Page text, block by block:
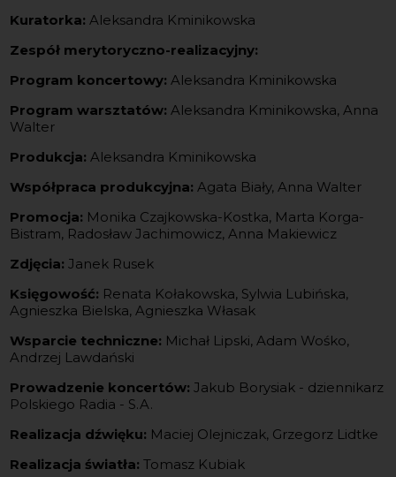
Kuratorka: Aleksandra Kminikowska
Zespół merytoryczno-realizacyjny:
Program koncertowy: Aleksandra Kminikowska
Program warsztatów:Aleksandra Kminikowska, Anna
Walter
Produkcja: Aleksandra Kminikowska
Współpraca produkcyjna: Agata Biały, Anna Walter
Promocja: Monika Czajkowska-Kostka, Marta Korga-
Bistram, Radosław Jachimowicz, Anna Makiewicz
Zdjęcia:Janek Rusek
Księgowość: Renata Kołakowska, Sylwia Lubińska,
Agnieszka Bielska, Agnieszka Własak
Wsparcie techniczne: Michał Lipski, Adam Wośko,
Andrzej Lawdański
Prowadzenie koncertów: Jakub Borysiak - dziennikarz
Polskiego Radia - S.A.
Realizacja dźwięku: Maciej Olejniczak, Grzegorz Lidtke
Realizacja światła:Tomasz Kubiak